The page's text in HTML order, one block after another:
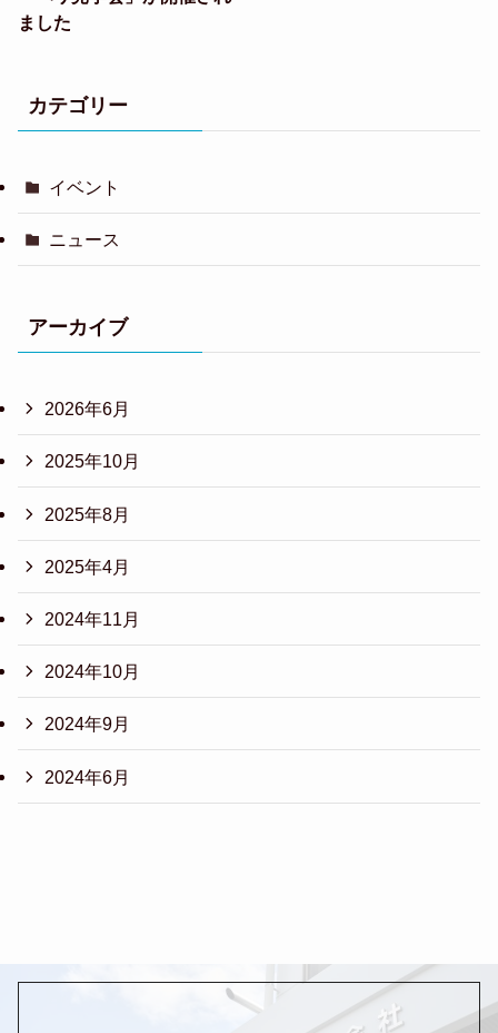
ました
カテゴリー
イベント
ニュース
アーカイブ
2026年6月
2025年10月
2025年8月
2025年4月
2024年11月
2024年10月
2024年9月
2024年6月